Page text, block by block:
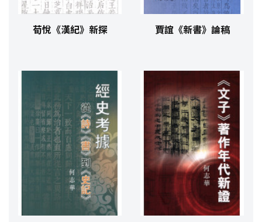
荀悅《漢紀》新探 賈誼《新書》論稿